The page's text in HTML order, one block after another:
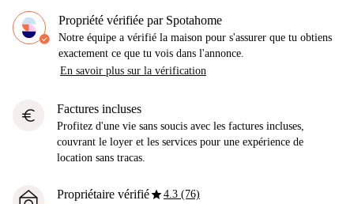
Propriété vérifiée par Spotahome
Notre équipe a vérifié la maison pour s'assurer que tu obtiens
exactement ce que tu vois dans l'annonce.
En savoir plus sur la vérification
euro Factures incluses
Profitez d'une vie sans soucis avec les factures incluses,
couvrant le loyer et les services pour une expérience de
location sans tracas.
Propriétaire vérifiéstar4.3 (76)